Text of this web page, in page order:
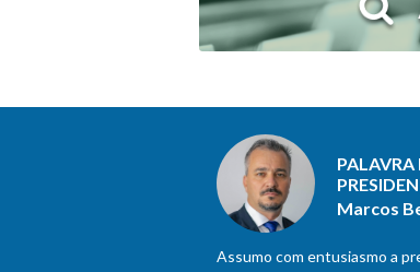
PALAVRA
Marcos
Assumo com entusiasmo a